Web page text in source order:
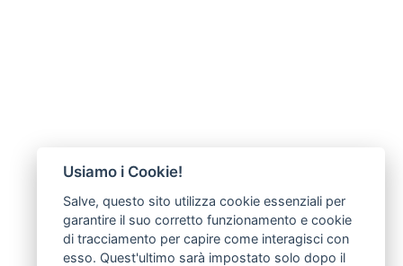
Usiamo i Cookie!
Salve, questo sito utilizza cookie essenziali per
garantire il suo corretto funzionamento e cookie
di tracciamento per capire come interagisci con
esso. Quest'ultimo sarà impostato solo dopo il